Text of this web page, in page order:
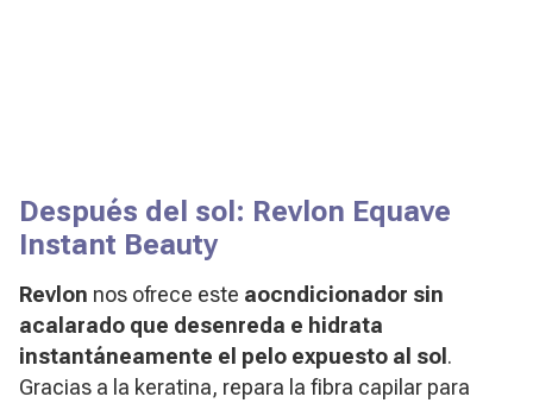
Después del sol: Revlon Equave
Instant Beauty
Revlon nos ofrece este aocndicionador sin
acalarado que desenreda e hidrata
instantáneamente el pelo expuesto al sol.
Gracias a la keratina, repara la fibra capilar para